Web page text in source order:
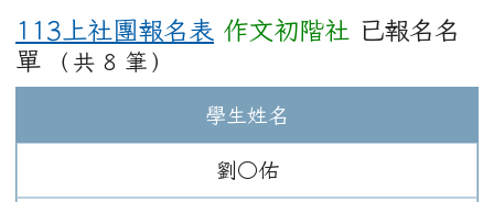
113上社團報名表 作文初階社 已報名名
單
（共 8 筆）
學生姓名
劉○佑